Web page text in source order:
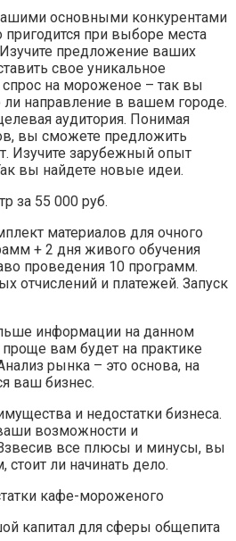
основными конкурентами
при выборе места
предложение ваших
свое уникальное
на мороженое – так вы
ли направление в вашем городе.
аудитория. Понимая
вы сможете предложить
Изучите зарубежный опыт
вы найдете новые идеи.
за 55 000 руб.
материалов для очного
+ 2 дня живого обучения
проведения 10 программ.
отчислений и платежей. Запуск
информации на данном
вам будет на практике
рынка – это основа, на
ваш бизнес.
и недостатки бизнеса.
возможности и
все плюсы и минусы, вы
ли начинать дело.
кафе-мороженого
капитал для сферы общепита